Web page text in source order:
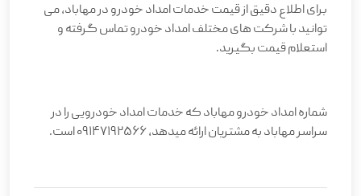
برای اطلاع دقیق از قیمت خدمات امداد خودرو در مهاباد، می
توانید با شرکت های مختلف امداد خودرو تماس گرفته و
استعلام قیمت بگیرید.
شماره امداد خودرو مهاباد که خدمات امداد خودرویی را در
سراسر مهاباد به مشتریان ارائه میدهد، 09147192566 است
.